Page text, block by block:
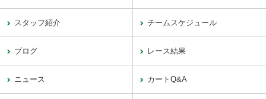
スタッフ紹介 チームスケジュール
ブログ レース結果
ニュース カートQ&A